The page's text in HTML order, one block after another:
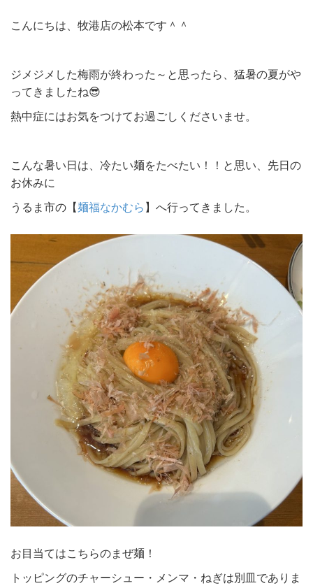
こんにちは、牧港店の松本です＾＾
ジメジメした梅雨が終わった～と思ったら、猛暑の夏がや
ってきましたね😎
熱中症にはお気をつけてお過ごしくださいませ。
こんな暑い日は、冷たい麺をたべたい！！と思い、先日の
お休みに
うるま市の【麺福なかむら 】へ行ってきました。
お目当てはこちらのまぜ麺！
トッピングのチャーシュー・メンマ・ねぎは別皿でありま